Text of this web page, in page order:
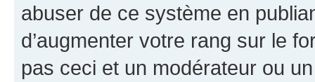
abuser de ce système en
d’augmenter votre rang sur le
pas ceci et un modérateur ou